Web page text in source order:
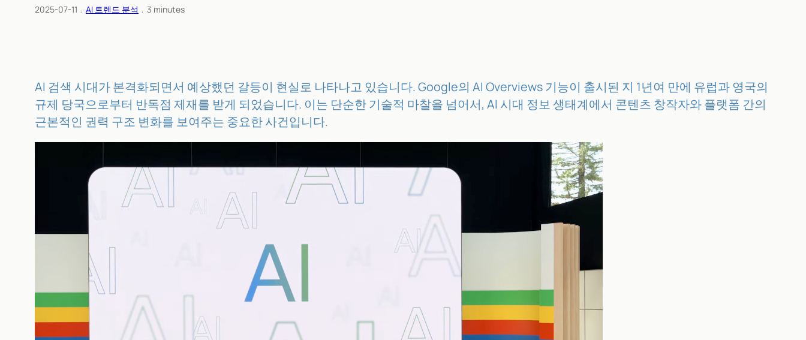
2025-07-11 ﹒ AI 트렌드 분석 ﹒ 3 minutes
AI 검색 시대가 본격화되면서 예상했던 갈등이 현실로 나타나고 있습니다. Google의 AI Overviews 기능이 출시된 지 1년여 만에 유럽과 영국의
규제 당국으로부터 반독점 제재를 받게 되었습니다. 이는 단순한 기술적 마찰을 넘어서, AI 시대 정보 생태계에서 콘텐츠 창작자와 플랫폼 간의
근본적인 권력 구조 변화를 보여주는 중요한 사건입니다.